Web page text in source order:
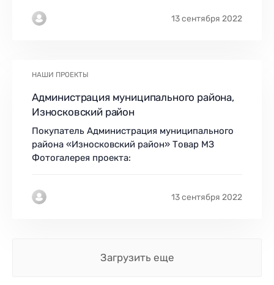
13 сентября 2022
НАШИ ПРОЕКТЫ
Администрация муниципального района,
Износковский район
Покупатель Администрация муниципального
района «Износковский район» Товар МЗ
Фотогалерея проекта:
13 сентября 2022
Загрузить еще